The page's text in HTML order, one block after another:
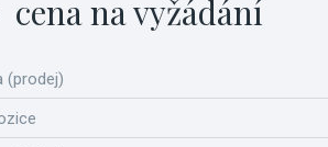
cena na vyžádání
(prodej)